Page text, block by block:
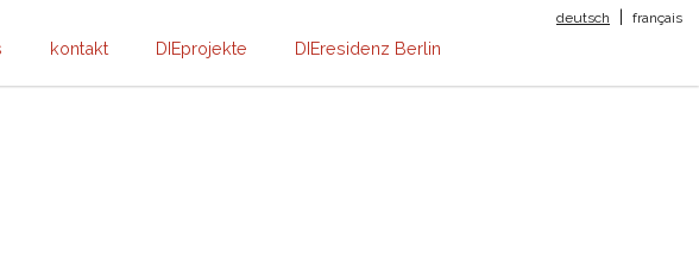
kontakt DIEprojekte DIEresidenz Berlin
deutsch | français